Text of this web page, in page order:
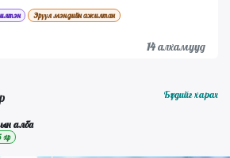
Бүгдийг харах
алба
xp
Эрүүл мэндийн ажилтан
14алхамууд